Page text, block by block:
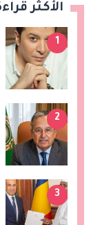
الأكثر
1
2
3